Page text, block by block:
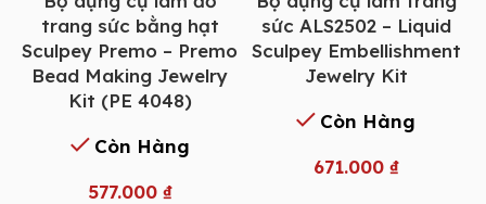
trang sức bằng hạt
Sculpey Premo – Premo
Bead Making Jewelry
Kit (PE 4048)
Còn Hàng
577.000 ₫
sức ALS2502 – Liquid
Sculpey Embellishment
Jewelry Kit
Còn Hàng
671.000 ₫